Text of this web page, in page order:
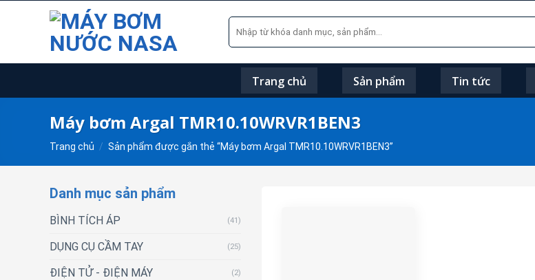
Tìm
kiếm:
Trang chủ Sản phẩm Tin tức
Máy bơm Argal TMR10.10WRVR1BEN3
Trang chủ / Sản phẩm được gắn thẻ “Máy bơm Argal TMR10.10WRVR1BEN3”
Danh mục sản phẩm
BÌNH TÍCH ÁP (41)
DỤNG CỤ CẦM TAY (25)
ĐIỆN TỬ - ĐIỆN MÁY (2)